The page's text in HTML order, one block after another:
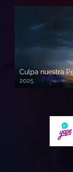
Culpa nuestra
2025
720p HD